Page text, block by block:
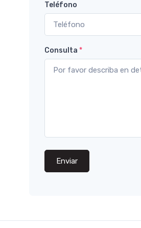
Teléfono
Consulta *
Enviar